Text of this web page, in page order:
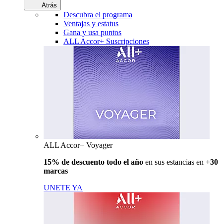
Atrás
Descubra el programa
Ventajas y estatus
Gana y usa puntos
ALL Accor+ Suscripciones
ALL Accor+ Voyager
15% de descuento todo el año en sus estancias en +30
marcas
UNETE YA